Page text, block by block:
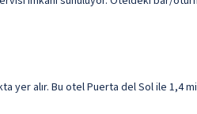
yer alır. Bu otel Puerta del Sol ile 1,4